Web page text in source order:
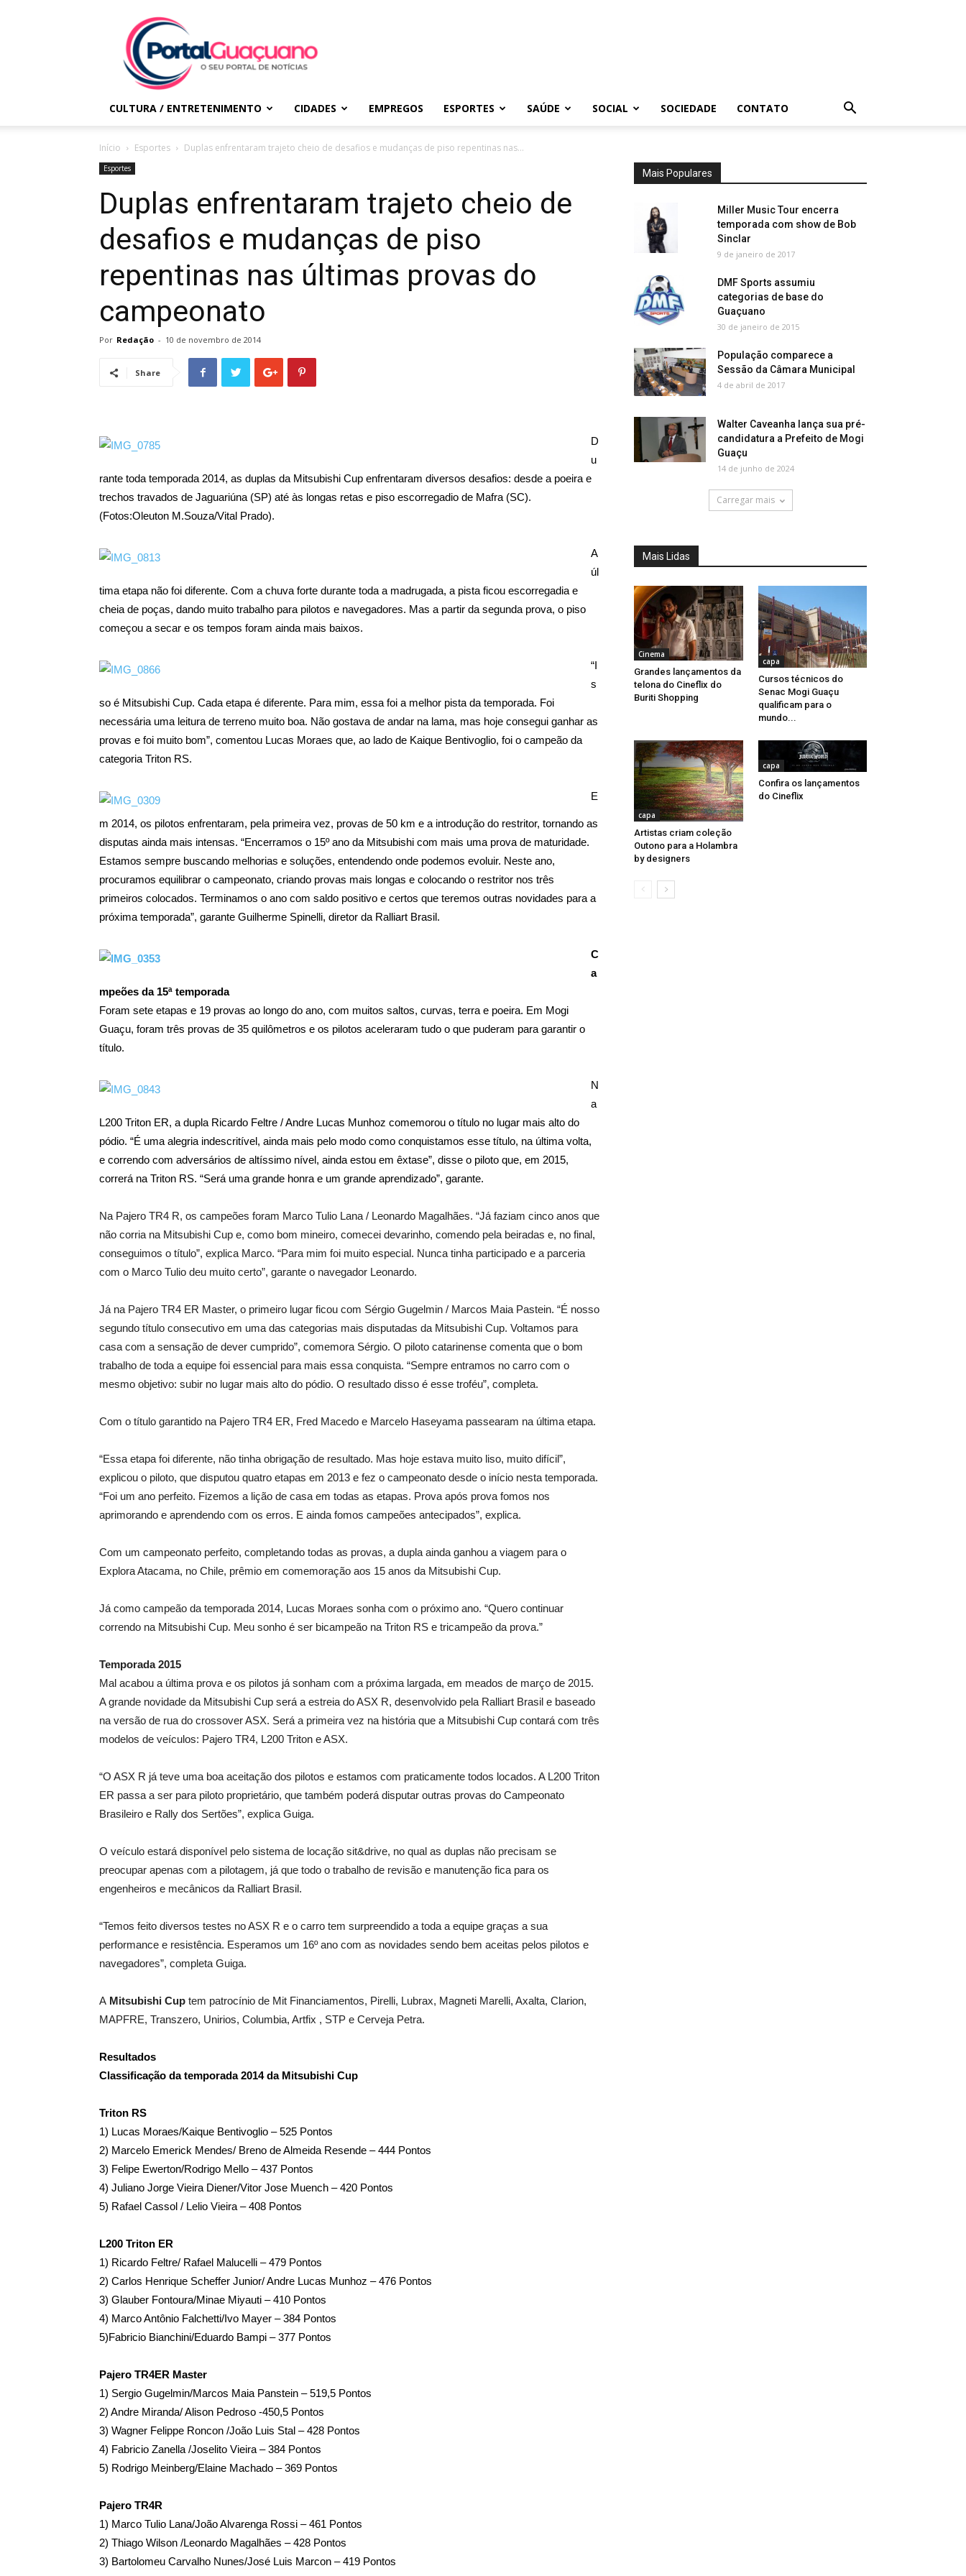
Portal
Guaçuano
CULTURA / ENTRETENIMENTO CIDADES EMPREGOS ESPORTES SAÚDE SOCIAL SOCIEDADE CONTATO
Início Esportes Duplas enfrentaram trajeto cheio de desafios e mudanças de piso repentinas nas...
Esportes
Duplas enfrentaram trajeto cheio de
desafios e mudanças de piso
repentinas nas últimas provas do
campeonato
Por Redação - 10 de novembro de 2014
Share
D
u
rante toda temporada 2014, as duplas da Mitsubishi Cup enfrentaram diversos desafios: desde a poeira e
trechos travados de Jaguariúna (SP) até às longas retas e piso escorregadio de Mafra (SC).
(Fotos:Oleuton M.Souza/Vital Prado).
A
úl
tima etapa não foi diferente. Com a chuva forte durante toda a madrugada, a pista ficou escorregadia e
cheia de poças, dando muito trabalho para pilotos e navegadores. Mas a partir da segunda prova, o piso
começou a secar e os tempos foram ainda mais baixos.
“I
s
so é Mitsubishi Cup. Cada etapa é diferente. Para mim, essa foi a melhor pista da temporada. Foi
necessária uma leitura de terreno muito boa. Não gostava de andar na lama, mas hoje consegui ganhar as
provas e foi muito bom”, comentou Lucas Moraes que, ao lado de Kaique Bentivoglio, foi o campeão da
categoria Triton RS.
E
m 2014, os pilotos enfrentaram, pela primeira vez, provas de 50 km e a introdução do restritor, tornando as
disputas ainda mais intensas. “Encerramos o 15º ano da Mitsubishi com mais uma prova de maturidade.
Estamos sempre buscando melhorias e soluções, entendendo onde podemos evoluir. Neste ano,
procuramos equilibrar o campeonato, criando provas mais longas e colocando o restritor nos três
primeiros colocados. Terminamos o ano com saldo positivo e certos que teremos outras novidades para a
próxima temporada”, garante Guilherme Spinelli, diretor da Ralliart Brasil.
C
a
mpeões da 15ª temporada
Foram sete etapas e 19 provas ao longo do ano, com muitos saltos, curvas, terra e poeira. Em Mogi
Guaçu, foram três provas de 35 quilômetros e os pilotos aceleraram tudo o que puderam para garantir o
título.
N
a
L200 Triton ER, a dupla Ricardo Feltre / Andre Lucas Munhoz comemorou o título no lugar mais alto do
pódio. “É uma alegria indescritível, ainda mais pelo modo como conquistamos esse título, na última volta,
e correndo com adversários de altíssimo nível, ainda estou em êxtase”, disse o piloto que, em 2015,
correrá na Triton RS. “Será uma grande honra e um grande aprendizado”, garante.
Na Pajero TR4 R, os campeões foram Marco Tulio Lana / Leonardo Magalhães. “Já faziam cinco anos que
não corria na Mitsubishi Cup e, como bom mineiro, comecei devarinho, comendo pela beiradas e, no final,
conseguimos o título”, explica Marco. “Para mim foi muito especial. Nunca tinha participado e a parceria
com o Marco Tulio deu muito certo”, garante o navegador Leonardo.
Já na Pajero TR4 ER Master, o primeiro lugar ficou com Sérgio Gugelmin / Marcos Maia Pastein. “É nosso
segundo título consecutivo em uma das categorias mais disputadas da Mitsubishi Cup. Voltamos para
casa com a sensação de dever cumprido”, comemora Sérgio. O piloto catarinense comenta que o bom
trabalho de toda a equipe foi essencial para mais essa conquista. “Sempre entramos no carro com o
mesmo objetivo: subir no lugar mais alto do pódio. O resultado disso é esse troféu”, completa.
Com o título garantido na Pajero TR4 ER, Fred Macedo e Marcelo Haseyama passearam na última etapa.
“Essa etapa foi diferente, não tinha obrigação de resultado. Mas hoje estava muito liso, muito difícil”,
explicou o piloto, que disputou quatro etapas em 2013 e fez o campeonato desde o início nesta temporada.
“Foi um ano perfeito. Fizemos a lição de casa em todas as etapas. Prova após prova fomos nos
aprimorando e aprendendo com os erros. E ainda fomos campeões antecipados”, explica.
Com um campeonato perfeito, completando todas as provas, a dupla ainda ganhou a viagem para o
Explora Atacama, no Chile, prêmio em comemoração aos 15 anos da Mitsubishi Cup.
Já como campeão da temporada 2014, Lucas Moraes sonha com o próximo ano. “Quero continuar
correndo na Mitsubishi Cup. Meu sonho é ser bicampeão na Triton RS e tricampeão da prova.”
Temporada 2015
Mal acabou a última prova e os pilotos já sonham com a próxima largada, em meados de março de 2015.
A grande novidade da Mitsubishi Cup será a estreia do ASX R, desenvolvido pela Ralliart Brasil e baseado
na versão de rua do crossover ASX. Será a primeira vez na história que a Mitsubishi Cup contará com três
modelos de veículos: Pajero TR4, L200 Triton e ASX.
“O ASX R já teve uma boa aceitação dos pilotos e estamos com praticamente todos locados. A L200 Triton
ER passa a ser para piloto proprietário, que também poderá disputar outras provas do Campeonato
Brasileiro e Rally dos Sertões”, explica Guiga.
O veículo estará disponível pelo sistema de locação sit&drive, no qual as duplas não precisam se
preocupar apenas com a pilotagem, já que todo o trabalho de revisão e manutenção fica para os
engenheiros e mecânicos da Ralliart Brasil.
“Temos feito diversos testes no ASX R e o carro tem surpreendido a toda a equipe graças a sua
performance e resistência. Esperamos um 16º ano com as novidades sendo bem aceitas pelos pilotos e
navegadores”, completa Guiga.
A Mitsubishi Cup tem patrocínio de Mit Financiamentos, Pirelli, Lubrax, Magneti Marelli, Axalta, Clarion,
MAPFRE, Transzero, Unirios, Columbia, Artfix , STP e Cerveja Petra.
Resultados
Classificação da temporada 2014 da Mitsubishi Cup
Triton RS
1) Lucas Moraes/Kaique Bentivoglio – 525 Pontos
2) Marcelo Emerick Mendes/ Breno de Almeida Resende – 444 Pontos
3) Felipe Ewerton/Rodrigo Mello – 437 Pontos
4) Juliano Jorge Vieira Diener/Vitor Jose Muench – 420 Pontos
5) Rafael Cassol / Lelio Vieira – 408 Pontos
L200 Triton ER
1) Ricardo Feltre/ Rafael Malucelli – 479 Pontos
2) Carlos Henrique Scheffer Junior/ Andre Lucas Munhoz – 476 Pontos
3) Glauber Fontoura/Minae Miyauti – 410 Pontos
4) Marco Antônio Falchetti/Ivo Mayer – 384 Pontos
5)Fabricio Bianchini/Eduardo Bampi – 377 Pontos
Pajero TR4ER Master
1) Sergio Gugelmin/Marcos Maia Panstein – 519,5 Pontos
2) Andre Miranda/ Alison Pedroso -450,5 Pontos
3) Wagner Felippe Roncon /João Luis Stal – 428 Pontos
4) Fabricio Zanella /Joselito Vieira – 384 Pontos
5) Rodrigo Meinberg/Elaine Machado – 369 Pontos
Pajero TR4R
1) Marco Tulio Lana/João Alvarenga Rossi – 461 Pontos
2) Thiago Wilson /Leonardo Magalhães – 428 Pontos
3) Bartolomeu Carvalho Nunes/José Luis Marcon – 419 Pontos
Mais Populares
Miller Music Tour encerra
temporada com show de Bob
Sinclar
9 de janeiro de 2017
DMF Sports assumiu
categorias de base do
Guaçuano
30 de janeiro de 2015
População comparece a
Sessão da Câmara Municipal
4 de abril de 2017
Walter Caveanha lança sua pré-
candidatura a Prefeito de Mogi
Guaçu
14 de junho de 2024
Carregar mais
Mais Lidas
Cinema
Grandes lançamentos da
telona do Cineflix do
Buriti Shopping
capa
Cursos técnicos do
Senac Mogi Guaçu
qualificam para o
mundo...
capa
Artistas criam coleção
Outono para a Holambra
by designers
capa
Confira os lançamentos
do Cineflix